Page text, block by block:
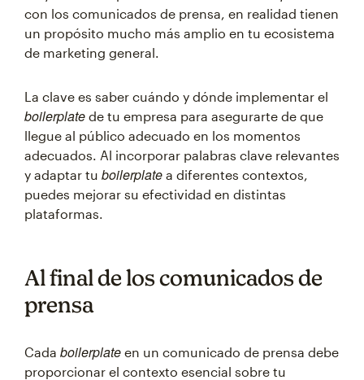
con los comunicados de prensa, en realidad tienen
un propósito mucho más amplio en tu ecosistema
de marketing general.
La clave es saber cuándo y dónde implementar el
boilerplate de tu empresa para asegurarte de que
llegue al público adecuado en los momentos
adecuados. Al incorporar palabras clave relevantes
y adaptar tu boilerplate a diferentes contextos,
puedes mejorar su efectividad en distintas
plataformas.
Al final de los comunicados de
prensa
Cada boilerplate en un comunicado de prensa debe
proporcionar el contexto esencial sobre tu